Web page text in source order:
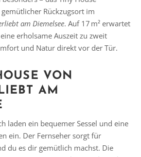
gemütlicher Rückzugsort im
am Diemelsee. Auf 17 m² erwartet
erholsame Auszeit zu zweit
und Natur direkt vor der Tür.
VON
AM
laden ein bequemer Sessel und eine
ein. Der Fernseher sorgt für
du es dir gemütlich machst. Die